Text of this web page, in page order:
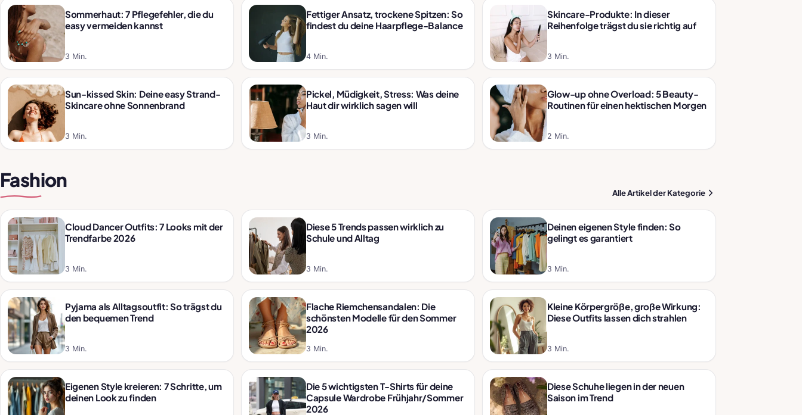
Sommerhaut: 7 Pflegefehler, die du
easy vermeiden kannst
3 Min.
Fettiger Ansatz, trockene Spitzen: So
findest du deine Haarpflege-Balance
4 Min.
Skincare-Produkte: In dieser
Reihenfolge trägst du sie richtig auf
3 Min.
Sun-kissed Skin: Deine easy Strand-
Skincare ohne Sonnenbrand
3 Min.
Pickel, Müdigkeit, Stress: Was deine
Haut dir wirklich sagen will
3 Min.
Glow-up ohne Overload: 5 Beauty-
Routinen für einen hektischen Morgen
2 Min.
Fashion
Alle Artikel der Kategorie
Cloud Dancer Outfits: 7 Looks mit der
Trendfarbe 2026
3 Min.
Diese 5 Trends passen wirklich zu
Schule und Alltag
3 Min.
Deinen eigenen Style finden: So
gelingt es garantiert
3 Min.
Pyjama als Alltagsoutfit: So trägst du
den bequemen Trend
3 Min.
Flache Riemchensandalen: Die
schönsten Modelle für den Sommer
2026
3 Min.
Kleine Körpergröße, große Wirkung:
Diese Outfits lassen dich strahlen
3 Min.
Eigenen Style kreieren: 7 Schritte, um
deinen Look zu finden
Die 5 wichtigsten T-Shirts für deine
Capsule Wardrobe Frühjahr/Sommer
2026
Diese Schuhe liegen in der neuen
Saison im Trend